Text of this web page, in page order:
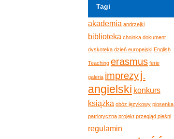
Tagi
akademia andrzejki
biblioteka choinka dokument
dyskoteka dzień europejski English
Teaching erasmus ferie
galeria imprezyj.
angielski konkurs
książka obóz językowy piosenka
patriotyczna projekt przegląd pieśni
regulamin